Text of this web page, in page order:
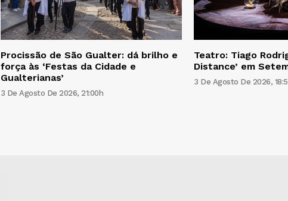
Procissão de São Gualter: dá brilho e
força às ‘Festas da Cidade e
Gualterianas’
3 De Agosto De 2026, 21:00h
Teatro: Tiago
Distance’ em
3 De Agosto De 2026,